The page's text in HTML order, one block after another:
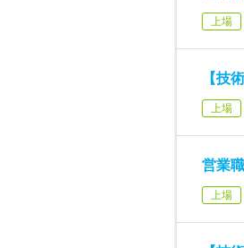
上場
【技
上場
営業
上場